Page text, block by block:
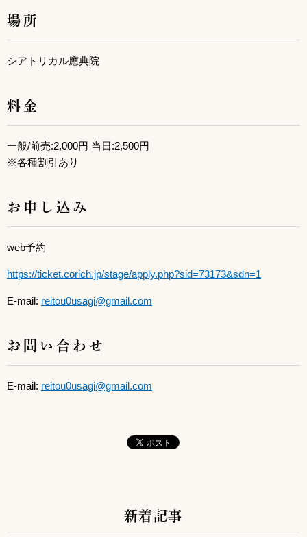
場所
シアトリカル應典院
料金
一般/前売:2,000円 当日:2,500円
※各種割引あり
お申し込み
web予約
https://ticket.corich.jp/stage/apply.php?sid=73173&sdn=1
E-mail: reitou0usagi@gmail.com
お問い合わせ
E-mail: reitou0usagi@gmail.com
サブコンテンツ
新着記事